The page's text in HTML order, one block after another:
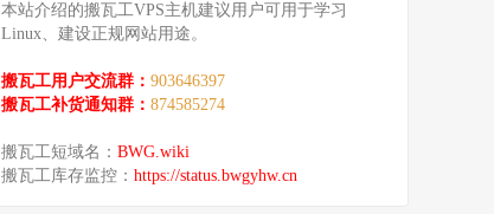
本站介绍的搬瓦工VPS主机建议用户可用于学习
Linux、建设正规网站用途。
搬瓦工用户交流群： 903646397
搬瓦工补货通知群： 874585274
搬瓦工短域名： BWG.wiki
搬瓦工库存监控： https://status.bwgyhw.cn